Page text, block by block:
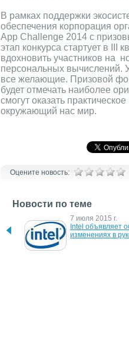
В рамках поддержки
обеспечения корпорация
App Challenge 2014 с
этап конкурса стартует в III
вдохновить участников на
персональных вычислений.
все желающие. Призовой
будет отмечать наиболее
смогут оказать
окружающий нас мир.
Оцените новость:
Новости по теме
7 июля 2015 г.
Intel объявляет
изменениях в